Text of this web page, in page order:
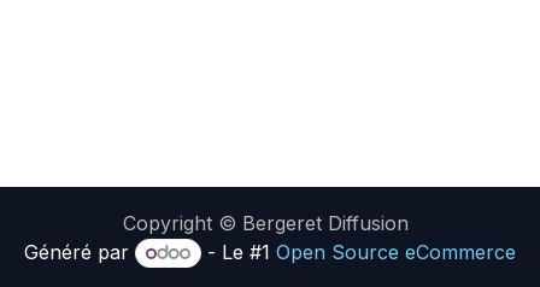
Copyright © Bergeret Diffusion
Généré par
- Le #1 Open Source eCommerce